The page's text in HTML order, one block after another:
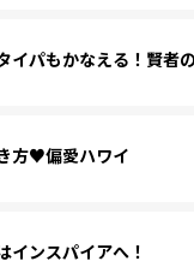
イパもかなえる！賢者
方♥偏愛ハワイ
インスパイアへ！